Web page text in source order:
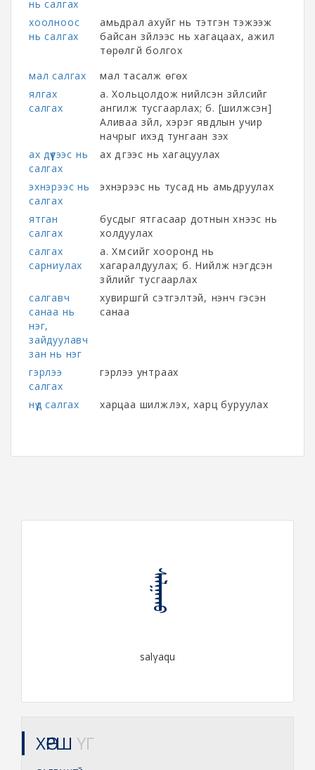
нь салгах
хоолноос
нь салгах
амьдрал ахуйг нь тэтгэн тэжээж
байсан зүйлээс нь хагацаах, ажил
төрөлгүй болгох
мал салгах
мал тасалж өгөх
ялгах
салгах
а. Хольцолдож нийлсэн зүйлсийг
ангилж тусгаарлах; б. [шилжсэн]
Аливаа зүйл, хэрэг явдлын учир
начрыг ихэд тунгаан үзэх
ах дүүгээс нь
салгах
ах дүүгээс нь хагацуулах
эхнэрээс нь
салгах
эхнэрээс нь тусад нь амьдруулах
ятган
салгах
бусдыг ятгасаар дотнын хүнээс нь
холдуулах
салгах
сарниулах
а. Хүмүүсийг хооронд нь
хагаралдуулах; б. Нийлж нэгдсэн
зүйлийг тусгаарлах
салгавч
санаа нь
нэг,
зайдуулавч
зан нь нэг
хувиршгүй сэтгэлтэй, үнэнч гэсэн
санаа
гэрлээ
салгах
гэрлээ унтраах
нүд салгах харцаа шилжүүлэх, харц буруулах
ᠰᠠᠯᠭᠠᠬᠤ
salγaqu
ХӨРШ ҮГ